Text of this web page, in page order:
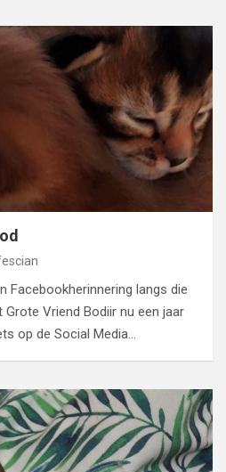
Facebookherinnering langs die
Vriend Bodiir nu een jaar
op de Social Media…